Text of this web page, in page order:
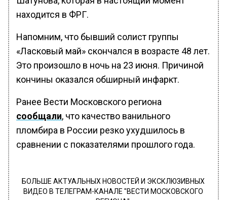
находится в ФРГ.
Напомним, что бывший солист группы
«Ласковый май» скончался в возрасте 48 лет.
Это произошло в ночь на 23 июня. Причиной
кончины оказался обширный инфаркт.
Ранее Вести Московского региона
сообщали, что качество ванильного
пломбира в России резко ухудшилось в
сравнении с показателями прошлого года.
БОЛЬШЕ АКТУАЛЬНЫХ НОВОСТЕЙ И ЭКСКЛЮЗИВНЫХ
ВИДЕО В ТЕЛЕГРАМ-КАНАЛЕ "ВЕСТИ МОСКОВСКОГО